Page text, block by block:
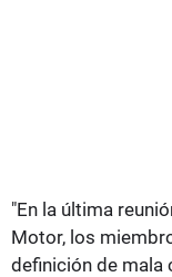
"En la última
Motor, los
definición de mala